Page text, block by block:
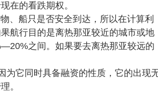
在的看跌期权。
、船只是否安全到达，所以在计算利
航行目的是离热那亚较近的城市或地
之间。如果要去离热那亚较远的
为它同时具备融资的性质，它的出现
。